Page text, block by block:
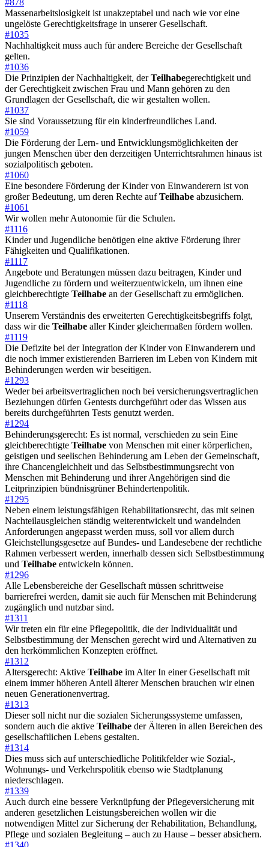
#878
Massenarbeitslosigkeit ist unakzeptabel und nach wie vor eine
ungelöste Gerechtigkeitsfrage in unserer Gesellschaft.
#1035
Nachhaltigkeit muss auch für andere Bereiche der Gesellschaft
gelten.
#1036
Die Prinzipien der Nachhaltigkeit, derTeilhabegerechtigkeit und
der Gerechtigkeit zwischen Frau und Mann gehören zu den
Grundlagen der Gesellschaft, die wir gestalten wollen.
#1037
Sie sind Voraussetzung für ein kinderfreundliches Land.
#1059
Die Förderung der Lern- und Entwicklungsmöglichkeiten der
jungen Menschen über den derzeitigen Unterrichtsrahmen hinaus ist
sozialpolitisch geboten.
#1060
Eine besondere Förderung der Kinder von Einwanderern ist von
großer Bedeutung, um deren Rechte aufTeilhabe abzusichern.
#1061
Wir wollen mehr Autonomie für die Schulen.
#1116
Kinder und Jugendliche benötigen eine aktive Förderung ihrer
Fähigkeiten und Qualifikationen.
#1117
Angebote und Beratungen müssen dazu beitragen, Kinder und
Jugendliche zu fördern und weiterzuentwickeln, um ihnen eine
gleichberechtigte Teilhabe an der Gesellschaft zu ermöglichen.
#1118
Unserem Verständnis des erweiterten Gerechtigkeitsbegriffs folgt,
dass wir die Teilhabe aller Kinder gleichermaßen fördern wollen.
#1119
Die Defizite bei der Integration der Kinder von Einwanderern und
die noch immer existierenden Barrieren im Leben von Kindern mit
Behinderungen werden wir beseitigen.
#1293
Weder bei arbeitsvertraglichen noch bei versicherungsvertraglichen
Beziehungen dürfen Gentests durchgeführt oder das Wissen aus
bereits durchgeführten Tests genutzt werden.
#1294
Behinderungsgerecht: Es ist normal, verschieden zu sein Eine
gleichberechtigte Teilhabe von Menschen mit einer körperlichen,
geistigen und seelischen Behinderung am Leben der Gemeinschaft,
ihre Chancengleichheit und das Selbstbestimmungsrecht von
Menschen mit Behinderung und ihrer Angehörigen sind die
Leitprinzipien bündnisgrüner Behindertenpolitik.
#1295
Neben einem leistungsfähigen Rehabilitationsrecht, das mit seinen
Nachteilausgleichen ständig weiterentwickelt und wandelnden
Anforderungen angepasst werden muss, soll vor allem durch
Gleichstellungsgesetze auf Bundes- und Landesebene der rechtliche
Rahmen verbessert werden, innerhalb dessen sich Selbstbestimmung
und Teilhabe entwickeln können.
#1296
Alle Lebensbereiche der Gesellschaft müssen schrittweise
barrierefrei werden, damit sie auch für Menschen mit Behinderung
zugänglich und nutzbar sind.
#1311
Wir treten ein für eine Pflegepolitik, die der Individualität und
Selbstbestimmung der Menschen gerecht wird und Alternativen zu
den herkömmlichen Konzepten eröffnet.
#1312
Altersgerecht: Aktive Teilhabe im Alter In einer Gesellschaft mit
einem immer höheren Anteil älterer Menschen brauchen wir einen
neuen Generationenvertrag.
#1313
Dieser soll nicht nur die sozialen Sicherungssysteme umfassen,
sondern auch die aktive Teilhabe der Älteren in allen Bereichen des
gesellschaftlichen Lebens gestalten.
#1314
Dies muss sich auf unterschiedliche Politikfelder wie Sozial-,
Wohnungs- und Verkehrspolitik ebenso wie Stadtplanung
niederschlagen.
#1339
Auch durch eine bessere Verknüpfung der Pflegeversicherung mit
anderen gesetzlichen Leistungsbereichen wollen wir die
notwendigen Mittel zur Sicherung der Rehabilitation, Behandlung,
Pflege und sozialen Begleitung – auch zu Hause – besser absichern.